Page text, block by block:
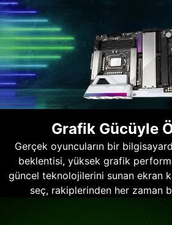
Grafik Gücüyle
Gerçek oyuncuların bir
beklentisi, yüksek grafik
güncel teknolojilerini sunan ekran
seç, rakiplerinden her zaman